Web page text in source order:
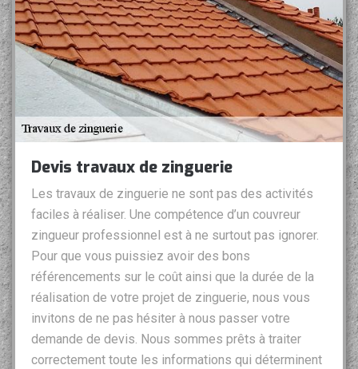
Devis travaux de zinguerie
Les travaux de zinguerie ne sont pas des activités
faciles à réaliser. Une compétence d’un couvreur
zingueur professionnel est à ne surtout pas ignorer.
Pour que vous puissiez avoir des bons
référencements sur le coût ainsi que la durée de la
réalisation de votre projet de zinguerie, nous vous
invitons de ne pas hésiter à nous passer votre
demande de devis. Nous sommes prêts à traiter
correctement toute les informations qui déterminent